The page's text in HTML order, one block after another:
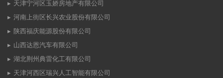
天津宁河区玉娇房地产有限公司
河南上街区长兴农业股份有限公司
陕西福庆能源股份有限公司
山西达恩汽车有限公司
湖北荆州典雷化工有限公司
天津河西区瑞兴人工智能有限公司